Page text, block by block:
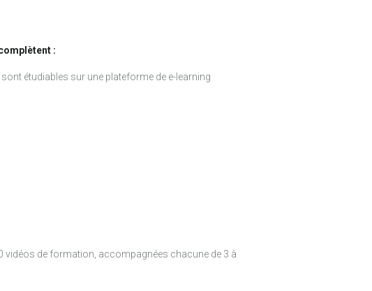
:
étudiables sur une plateforme de e-learning
vidéos de formation, accompagnées chacune de 3 à